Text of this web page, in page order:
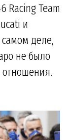
Racing Team
и
деле,
не было
отношения.